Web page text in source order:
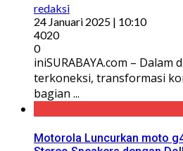
redaksi
24 Januari 2025 | 10:10
4020
0
iniSURABAYA.com – Dalam
terkoneksi, transformasi
bagian ...
Motorola Luncurkan moto